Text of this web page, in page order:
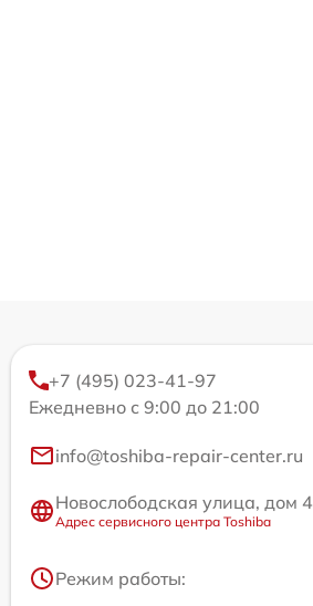
+7 (495) 023-41-97
Ежедневно с 9:00 до 21:00
info@toshiba-repair-center.ru
Новослободская улица, дом 4
Адрес сервисного центра Toshiba
Режим работы: